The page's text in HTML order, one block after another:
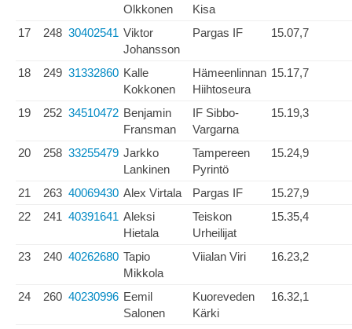
Olkkonen
Kisa
17 248 30402541 Viktor
Johansson
Pargas IF 15.07,7
18 249 31332860 Kalle
Kokkonen
Hämeenlinnan
Hiihtoseura
15.17,7
19 252 34510472 Benjamin
Fransman
IF Sibbo-
Vargarna
15.19,3
20 258 33255479 Jarkko
Lankinen
Tampereen
Pyrintö
15.24,9
21 263 40069430 Alex Virtala Pargas IF
15.27,9
22
241 40391641 Aleksi
Hietala
Teiskon
Urheilijat
15.35,4
23 240 40262680 Tapio
Mikkola
Viialan Viri 16.23,2
24 260 40230996 Eemil
Salonen
Kuoreveden
Kärki
16.32,1